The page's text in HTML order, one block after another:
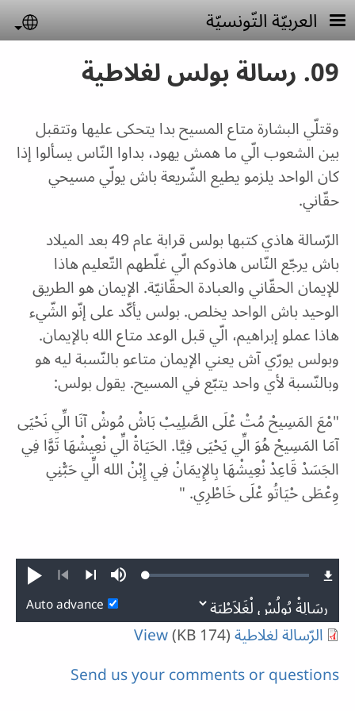
Skip to main content
العربيّة التّونسيّة
09. رسالة بولس لغلاطية
وقتلّي البشارة متاع المسيح بدا يتحكى عليها وتتقبل
بين الشعوب الّي ما همش يهود، بداوا النّاس يسألوا إذا
كان الواحد يلزمو يطيع الشّريعة باش يولّي مسيحي
حقّاني.
الرّسالة هاذي كتبها بولس قرابة عام 49 بعد الميلاد
باش يرجّع النّاس هاذوكم الّي غلّطهم التّعليم هاذا
للإيمان الحقّاني والعبادة الحقّانيّة. الإيمان هو الطريق
الوحيد باش الواحد يخلص. بولس يأكّد على إنّو الشّيء
هاذا عملو إبراهيم، الّي قبل الوعد متاع الله بالإيمان.
وبولس يورّي آش يعني الإيمان متاعو بالنّسبة ليه هو
وبالنّسبة لأي واحد يتبّع في المسيح. يقول بولس:
"مْعَ المَسِيحْ مُتْ عْلَى الصَّلِيبْ بَاشْ مُوشْ آنَا الِّي نَحْيَى
آمَا المَسِيحْ هُوَ الِّي يَحْيَى فِيَّا. الحَيَاةْ الِّي نْعِيشْهَا تَوَّا فِي
الجَسَدْ قَاعِدْ نْعِيشْهَا بِالإِيمَانْ فِي إِبْنْ الله الِّي حَبّْنِي
وِعْطَى حْيَاتُو عْلَى خَاطْرِي. "
Play
PreviousNext
MuteLoaded:
Auto advance
الرّسالة لغلاطية (174 KB)
View
Send us your comments or questions